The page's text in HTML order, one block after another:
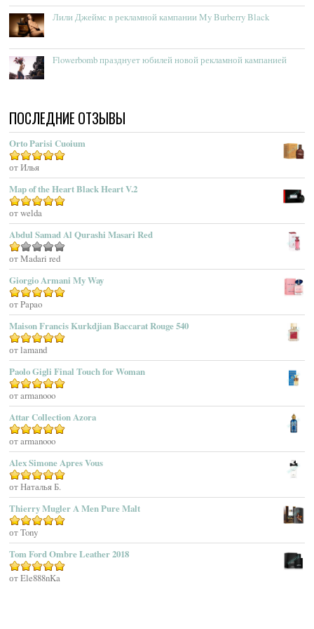
Acqua Dell’Elba
Acqua Di Monaco
Acqua Di Parma
Acqua Di Sardegna
Acqua Di Stresa
Adam Levine
Adamo Parfum
Adidas
Adolfo Dominguez
Adrienne Vittadini
Aedes De Venustas
Aerin Lauder
Aether
Affinessence
Afnan Perfumes
Agatha Ruiz De La Prada
Agatho Parfum
Agent Provocateur
Agnes B
Agonist
Ahjaar
Aigner
Aj Arabia (Widian)
Ajmal
Akro
Al Hamatt
Al Haramain
Al-Jazeera
Лили Джеймс в рекламной кампании My Burberry Black
Flowerbomb празднует юбилей новой рекламной кампанией
ПОСЛЕДНИЕ ОТЗЫВЫ
Orto Parisi Cuoium
Оценка
от Илья
Map of the Heart Black Heart V.2
Оценка5
от welda
Abdul Samad Al Qurashi Masari Red
Оценка
1
из
5
от Madari red
Giorgio Armani My Way
Оценка5
от Papao
Maison Francis Kurkdjian Baccarat Rouge 540
Оценка5из 5
от lamand
Paolo Gigli Final Touch for Woman
Оценка5из 5
от armanooo
Attar Collection Azora
Оценка5из 5
от armanooo
Alex Simone Apres Vous
Оценка5из 5
от Наталья Б.
Thierry Mugler A Men Pure Malt
Оценка
от Tony
Tom Ford Ombre Leather 2018
Оценка5из 5
от Ele888nKa